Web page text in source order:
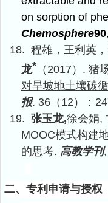
on sorption of
Chemosphere90
18. 程雄，王利英
龙* （ 2017 ） . 猪
对旱坡地土壤碳
报. 36 （ 12 ）：
19. 张玉龙,徐会娟,
MOOC模式构建
的思考. 高教学刊
二、专利申请与授权